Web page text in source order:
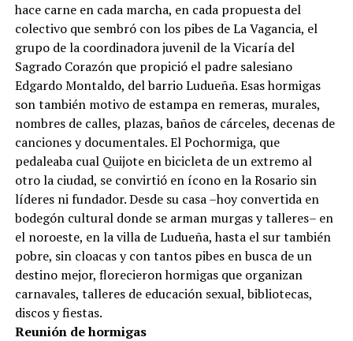
hace carne en cada marcha, en cada propuesta del
colectivo que sembró con los pibes de La Vagancia, el
grupo de la coordinadora juvenil de la Vicaría del
Sagrado Corazón que propició el padre salesiano
Edgardo Montaldo, del barrio Ludueña. Esas hormigas
son también motivo de estampa en remeras, murales,
nombres de calles, plazas, baños de cárceles, decenas de
canciones y documentales. El Pochormiga, que
pedaleaba cual Quijote en bicicleta de un extremo al
otro la ciudad, se convirtió en ícono en la Rosario sin
líderes ni fundador. Desde su casa –hoy convertida en
bodegón cultural donde se arman murgas y talleres– en
el noroeste, en la villa de Ludueña, hasta el sur también
pobre, sin cloacas y con tantos pibes en busca de un
destino mejor, florecieron hormigas que organizan
carnavales, talleres de educación sexual, bibliotecas,
discos y fiestas.
Reunión de hormigas